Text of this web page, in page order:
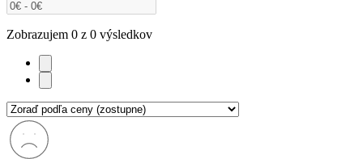
Zobrazujem 0 z 0 výsledkov